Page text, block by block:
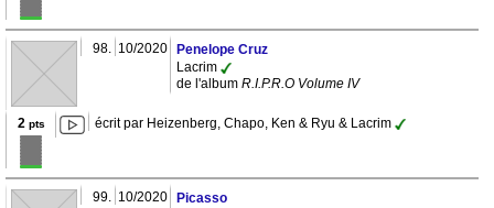
98. 10/2020
Penelope Cruz
Lacrim
de l'album R.I.P.R.O Volume IV
2 pts écrit par Heizenberg, Chapo, Ken & Ryu & Lacrim
99. 10/2020
Picasso